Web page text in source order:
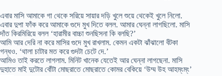
এবার মাসি আমাকে গা থেকে সরিয়ে সায়ার দড়ি খুলে শুয়ে থেকেই খুলে নিলো.
এবার দুপা ফাঁক করে আমাকে গুদে মুখ দিতে বলল. আমার ঘেন্না লাগছিলো. মাসি
দাঁত কিরমিরিয়ে বলল ‘হারামীর বাচ্চা শুনছিসনা কি বলছি?’
আমি আর দেরি না করে মাসির গুদে মুখ রাখলাম. কেমন একটা ঝাঁঝালো বঁটকা
গন্ধও. ‘থালা চাটার মত করে গুদটা চেটে দে.’
আমিও তাই করতে লাগলাম. মিনিট খানেক যেতেই আর ঘেন্না লাগছেনা. মাসি
দুহাতে মাই দুটোর বোঁটা মোছরাতে মোছরাতে কোমর বেকিয়ে ‘উম্ম উহ আহম্ংম্ং’